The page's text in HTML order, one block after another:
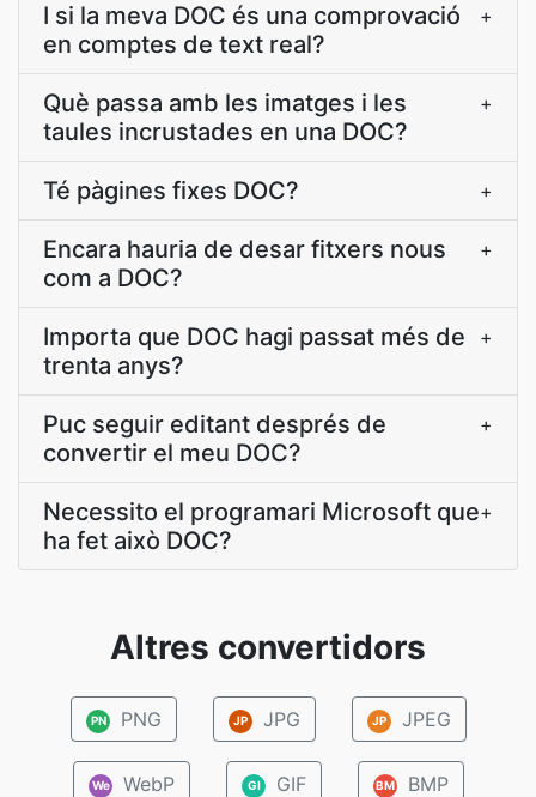
I si la meva DOC és una comprovació
en comptes de text real?
+
Què passa amb les imatges i les
taules incrustades en una DOC?
+
Té pàgines fixes DOC? +
Encara hauria de desar fitxers nous
com a DOC?
+
Importa que DOC hagi passat més de
trenta anys?
+
Puc seguir editant després de
convertir el meu DOC?
+
Necessito el programari Microsoft que
ha fet això DOC?
+
Altres convertidors
PN PNG JP JPG JP JPEG
We WebP GI GIF BM BMP